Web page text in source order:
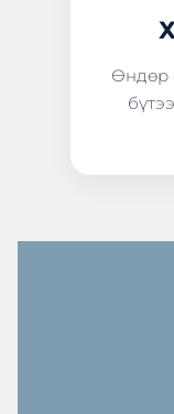
Өндөр